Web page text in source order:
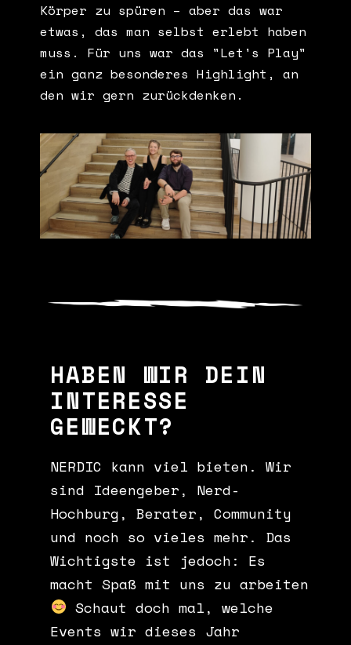
Körper zu spüren – aber das war
etwas, das man selbst erlebt haben
muss. Für uns war das "Let's Play"
ein ganz besonderes Highlight, an
den wir gern zurückdenken.
HABEN WIR DEIN
INTERESSE
GEWECKT?
NERDIC kann viel bieten. Wir
sind Ideengeber, Nerd-
Hochburg, Berater, Community
und noch so vieles mehr. Das
Wichtigste ist jedoch: Es
macht Spaß mit uns zu arbeiten
Schaut doch mal, welche
Events wir dieses Jahr